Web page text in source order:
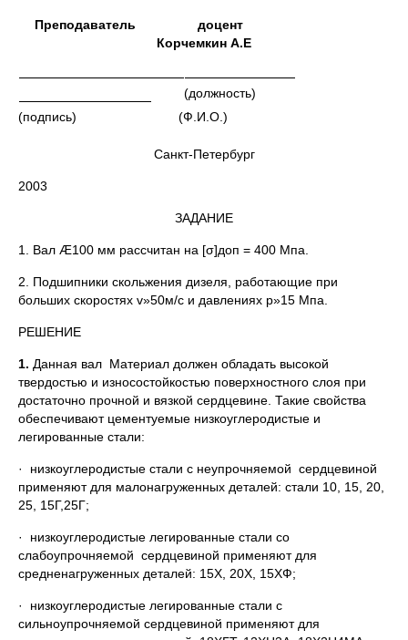
Преподаватель доцент
Корчемкин А.Е
(должность)
(подпись) (Ф.И.О.)
Санкт-Петербург
2003
ЗАДАНИЕ
1. Вал Æ100 мм рассчитан на [σ]доп = 400 Мпа.
2. Подшипники скольжения дизеля, работающие при
больших скоростях v»50м/с и давлениях p»15 Мпа.
РЕШЕНИЕ
1. Данная вал Материал должен обладать высокой
твердостью и износостойкостью поверхностного слоя при
достаточно прочной и вязкой сердцевине. Такие свойства
обеспечивают цементуемые низкоуглеродистые и
легированные стали:
· низкоуглеродистые стали с неупрочняемой сердцевиной
применяют для малонагруженных деталей: стали 10, 15, 20,
25, 15Г,25Г;
· низкоуглеродистые легированные стали со
слабоупрочняемой сердцевиной применяют для
средненагруженных деталей: 15Х, 20Х, 15ХФ;
· низкоуглеродистые легированные стали с
сильноупрочняемой сердцевиной применяют для